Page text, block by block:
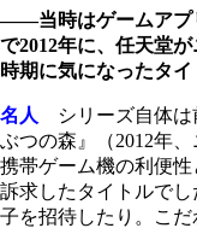
――当時はゲームアプ
で2012年に、任天堂
時期に気になったタ
名人
シリーズ自体は
ぶつの森』（2012年
携帯ゲーム機の利便
訴求したタイトルで
子を招待したり。こだ